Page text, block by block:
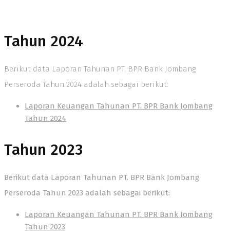
Tahun 2024
Berikut data Laporan Tahunan PT. BPR Bank Jombang
Perseroda Tahun 2024 adalah sebagai berikut:
Laporan Keuangan Tahunan PT. BPR Bank Jombang
Tahun 2024
Tahun 2023
Berikut data Laporan Tahunan PT. BPR Bank Jombang
Perseroda Tahun 2023 adalah sebagai berikut:
Laporan Keuangan Tahunan PT. BPR Bank Jombang
Tahun 2023